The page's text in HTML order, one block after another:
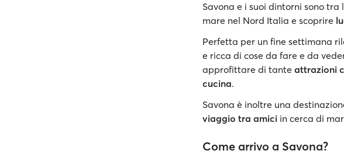
Savona e i suoi dintorni sono
mare nel Nord Italia e scoprire
Perfetta per un fine settimana
e ricca di cose da fare e da
approfittare di tante attrazioni
cucina.
Savona è inoltre una
viaggio tra amici in cerca di
Come arrivo a Savona?